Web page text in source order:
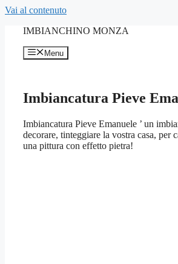
Vai al contenuto
IMBIANCHINO MONZA
Menu
Imbiancatura Pieve
Imbiancatura Pieve Emanuele ’ un
decorare, tinteggiare la vostra casa, per
una pittura con effetto pietra!